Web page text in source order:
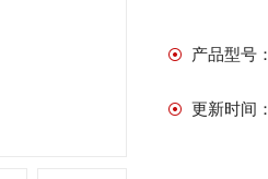
产品型号：
更新时间：